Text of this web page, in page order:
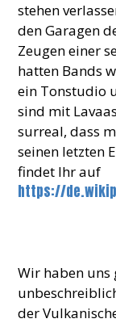
stehen
den Garagen
Zeugen einer
hatten Bands
ein Tonstudio
sind mit
surreal, dass
seinen letzten
findet Ihr auf
https://
Wir haben uns
der